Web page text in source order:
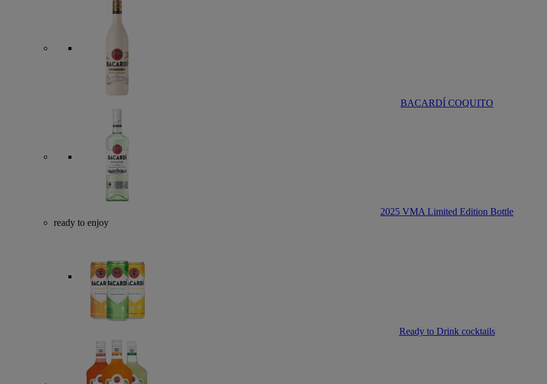
BACARDÍ COQUITO
2025 VMA Limited Edition Bottle
ready to enjoy
Ready to Drink cocktails